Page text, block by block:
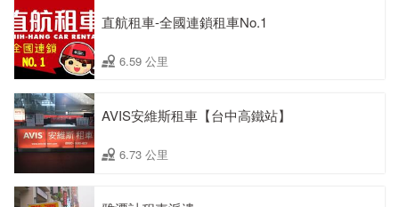
直航租車-全國連鎖租車No.1
6.59 公里
AVIS安維斯租車【台中高鐵站】
6.73 公里